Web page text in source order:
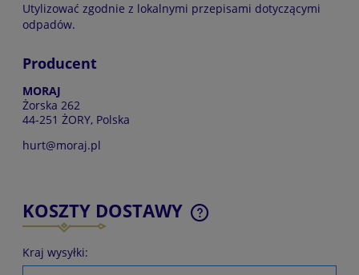
Utylizować zgodnie z lokalnymi przepisami dotyczącymi
odpadów.
Producent
MORAJ
Żorska 262
44-251 ŻORY, Polska
hurt@moraj.pl
KOSZTY DOSTAWY
CENA NIE ZAWIERA EWENTUALNYCH KOSZTÓW
PŁATNOŚCI
Kraj wysyłki: